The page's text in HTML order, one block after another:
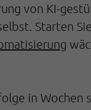
von KI-
Starten
in Wochen